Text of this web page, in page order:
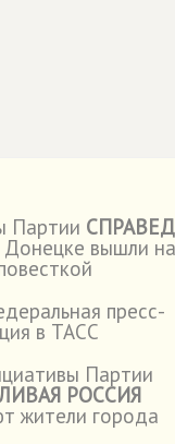
Партии
Донецке вышли
пресс-
в ТАСС
Партии
РОССИЯ
жители города